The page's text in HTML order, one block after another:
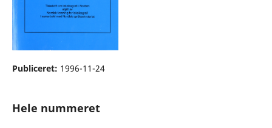
Publiceret: 1996-11-24
Hele nummeret